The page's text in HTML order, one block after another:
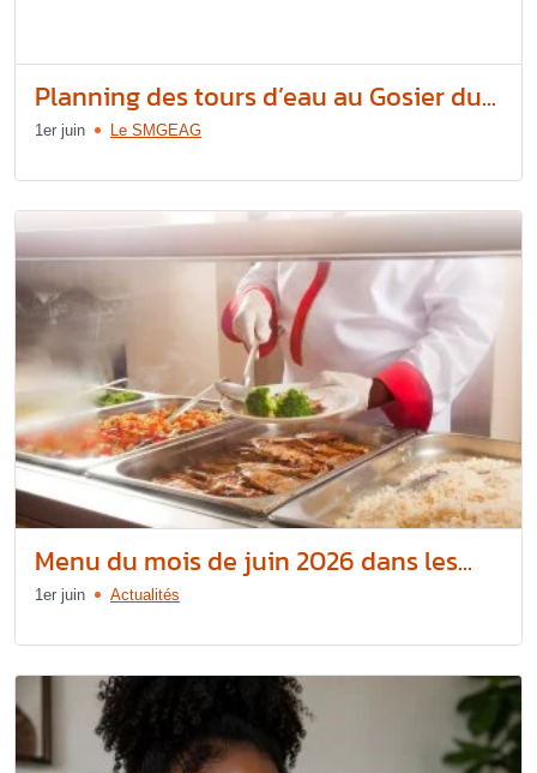
Planning des tours d’eau au Gosier du...
1er juin Le SMGEAG
Menu du mois de juin 2026 dans les...
1er juin Actualités